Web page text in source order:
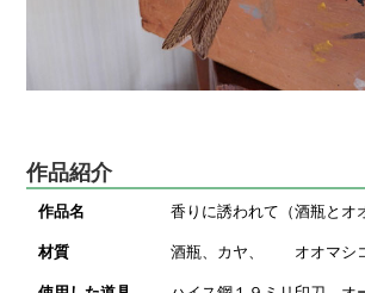
作品紹介
作品名 香りに誘われて（酒瓶とオ
材質 酒瓶、カヤ、 オオマシ